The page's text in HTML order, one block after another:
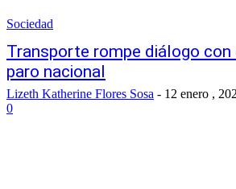
Sociedad
Transporte rompe diálogo
paro nacional
Lizeth Katherine Flores Sosa - 12 enero ,
0